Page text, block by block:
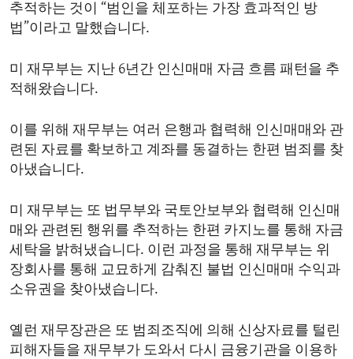
추적하는 것이 “범인을 체포하는 가장 효과적인 방
법”이라고 말했습니다.
미 재무부는 지난 6년간 인신매매 자금 흐름 패턴을 추
적해왔습니다.
이를 위해 재무부는 여러 은행과 협력해 인신매매와 관
련된 자료를 확보하고 계좌를 동결하는 한편 범죄를 찾
아냈습니다.
미 재무부는 또 법무부와 국토안보부와 협력해 인신매
매와 관련된 행위를 추적하는 한편 카지노를 통해 자금
세탁을 밝혀냈습니다. 이런 과정을 통해 재무부는 위
장회사를 통해 교묘하게 감춰진 불법 인신매매 수익과
소유권을 찾아냈습니다.
옐런 재무장관은 또 범죄조직에 의해 신상자료를 털린
피해자들을 재무부가 도와서 다시 금융기관을 이용하